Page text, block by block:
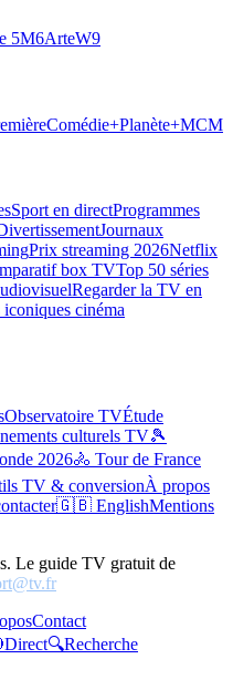
5M6ArteW9
Comédie+Planète+MCM
Sport en directProgrammes
Journaux
Prix streaming 2026Netflix
box TVTop 50 séries
Regarder la TV en
iconiques cinéma
Observatoire TVÉtude
culturels TV🎾
2026🚴 Tour de France
TV & conversionÀ propos
🇬🇧 EnglishMentions
Le guide TV gratuit de
Contact
Direct🔍Recherche